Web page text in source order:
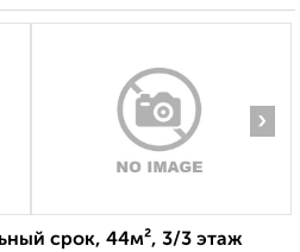
›
срок, 44м², 3/3 этаж